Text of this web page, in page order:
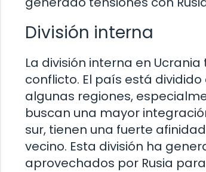
División interna
La división interna en
conflicto. El país está
algunas regiones,
buscan una mayor
sur, tienen una fuerte
vecino. Esta división ha
aprovechados por Rusia